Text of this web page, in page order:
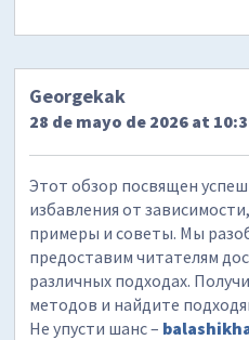
Georgekak
28 de mayo de 2026 at
Этот обзор посвящен
избавления от
примеры и советы. Мы
предоставим читателям
различных подходах.
методов и найдите
Не упусти шанс –